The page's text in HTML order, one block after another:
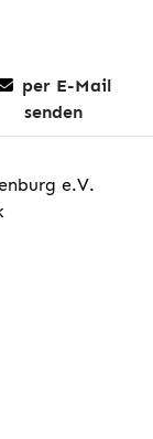
per E-Mail
senden
e.V.